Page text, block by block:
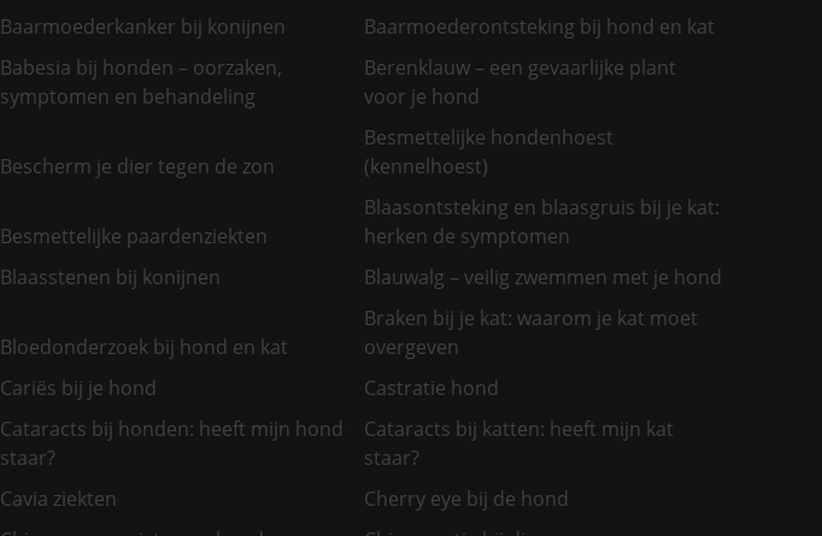
Baarmoederkanker bij konijnen
Baarmoederontsteking bij hond en kat
Babesia bij honden – oorzaken,
symptomen en behandeling
Berenklauw – een gevaarlijke plant
voor je hond
Bescherm je dier tegen de zon
Besmettelijke hondenhoest
(kennelhoest)
Besmettelijke paardenziekten
Blaasontsteking en blaasgruis bij je kat:
herken de symptomen
Blaasstenen bij konijnen
Blauwalg – veilig zwemmen met je hond
Bloedonderzoek bij hond en kat
Braken bij je kat: waarom je kat moet
overgeven
Cariës bij je hond
Castratie hond
Cataracts bij honden: heeft mijn hond
staar?
Cataracts bij katten: heeft mijn kat
staar?
Cavia ziekten
Cherry eye bij de hond